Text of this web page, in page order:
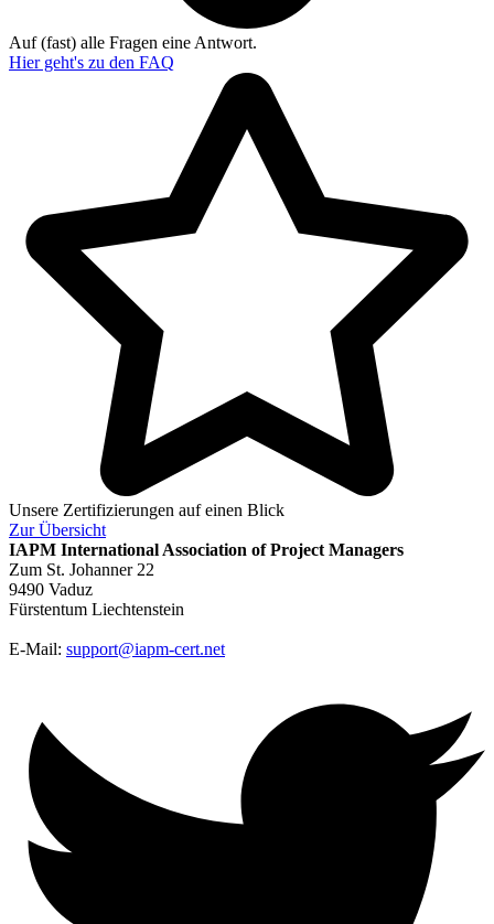
Auf (fast) alle Fragen eine Antwort.
Hier geht's zu den FAQ
Unsere Zertifizierungen auf einen Blick
ZurÜbersicht
IAPM International Association of Project Managers
Zum St. Johanner 22
9490 Vaduz
Fürstentum Liechtenstein
E-Mail: support@iapm-cert.net